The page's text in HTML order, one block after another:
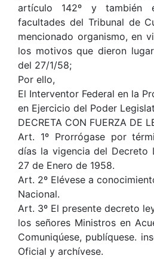
artículo 142º y también
facultades del Tribunal de
mencionado organismo, en
los motivos que dieron
del 27/1/58;
Por ello,
El Interventor Federal en la
en Ejercicio del Poder
DECRETA CON FUERZA DE
Art. 1º Prorrógase por
días la vigencia del Decreto
27 de Enero de 1958.
Art. 2º Elévese a
Nacional.
Art. 3º El presente decreto
los señores Ministros en
Comuniqúese, publíquese.
Oficial y archívese.